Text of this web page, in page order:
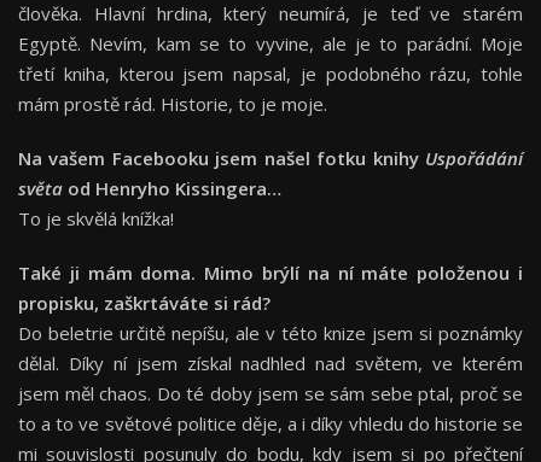
člověka. Hlavní hrdina, který neumírá, je teď ve starém
Egyptě. Nevím, kam se to vyvine, ale je to parádní. Moje
třetí kniha, kterou jsem napsal, je podobného rázu, tohle
mám prostě rád. Historie, to je moje.
Na vašem Facebooku jsem našel fotku knihy Uspořádání
světa od Henryho Kissingera…
To je skvělá knížka!
Také ji mám doma. Mimo brýlí na ní máte položenou i
propisku, zaškrtáváte si rád?
Do beletrie určitě nepíšu, ale v této knize jsem si poznámky
dělal. Díky ní jsem získal nadhled nad světem, ve kterém
jsem měl chaos. Do té doby jsem se sám sebe ptal, proč se
to a to ve světové politice děje, a i díky vhledu do historie se
mi souvislosti posunuly do bodu, kdy jsem si po přečtení